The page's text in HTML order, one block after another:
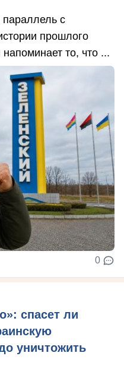
с
прошлого
то, что ...
0
спасет ли
уничтожить